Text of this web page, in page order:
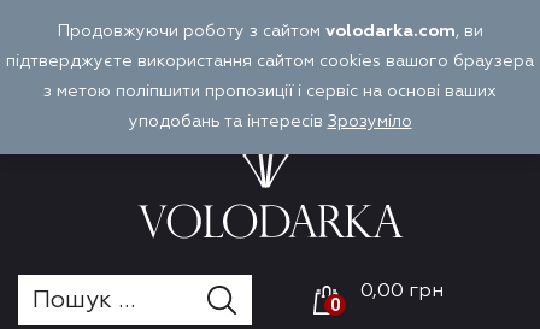
UA
Войти
Оплата і доставка
0
0,00 грн
Продовжуючи роботу з сайтом volodarka.com, ви
підтверджуєте використання сайтом cookies вашого браузера
з метою поліпшити пропозиції і сервіс на основі ваших
уподобань та інтересів Зрозуміло